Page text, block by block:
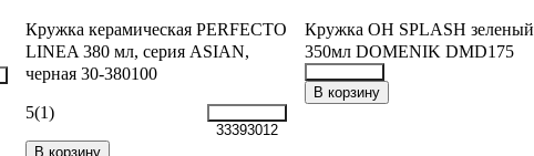
Кружка керамическая PERFECTO
LINEA 380 мл, серия ASIAN,
черная 30-380100
5(1)
33393012
В корзину
Кружка OH SPLASH зеленый
350мл DOMENIK DMD175
35039767
В корзину